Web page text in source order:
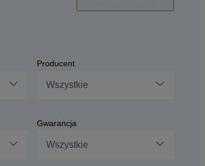
Producent
Wszystkie
Gwarancja
Wszystkie